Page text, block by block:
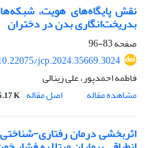
نقش پایگاه‌های هویت،
بدریخت‌انگاری بدن در ‏دختران
صفحه83-96
jcp.2024.35669.3024
فاطمه احمدپور، علی زینالی
مشاهده مقاله
اصل مقاله K
اثربخشی درمان رفتاری-